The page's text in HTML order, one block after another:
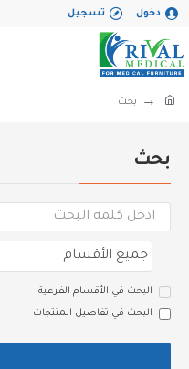
دخول تسجيل
بحث
بحث
البحث في الأقسام الفرعية
البحث في تفاصيل المنتجات